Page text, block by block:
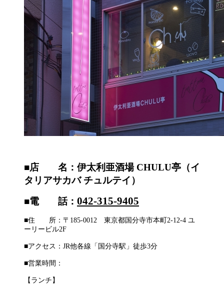
■店 名：伊太利亜酒場 CHULU亭（イ
タリアサカバ チュルテイ）
■電 話： 042-315-9405
■住 所：〒185-0012 東京都国分寺市本町2-12-4 ユ
ーリービル2F
■アクセス：JR他各線「国分寺駅」徒歩3分
■営業時間：
【ランチ】